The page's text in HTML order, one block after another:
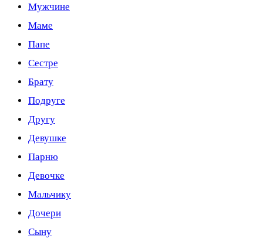
Мужчине
Маме
Папе
Сестре
Брату
Подруге
Другу
Девушке
Парню
Девочке
Мальчику
Дочери
Сыну